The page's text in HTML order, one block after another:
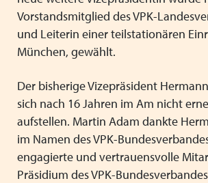
Präsidium und Geschäftsstelle
Satzung
VPK-Schriftenreihe
Fachbeiträge
Finden Sie bundesweit
Plätze für Kinder und
www.vpk-
zum
Vorstandsmitglied des VPK-
und Leiterin einer teilstationären
München, gewählt.
Der bisherige Vizepräsident
sich nach 16 Jahren im Am nicht
aufstellen. Martin Adam dankte
im Namen des VPK-
engagierte und vertrauensvolle
Präsidium des VPK-